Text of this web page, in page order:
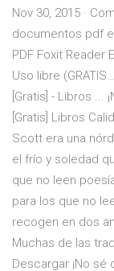
Nov 30, 2015 ·
documentos pdf
PDF Foxit Reader
Uso libre
[Gratis] - Libros ...
[Gratis] Libros
Scott era una
el frío y soledad
que no leen
para los que no
recogen en dos
Muchas de las
Descargar ¡No sé